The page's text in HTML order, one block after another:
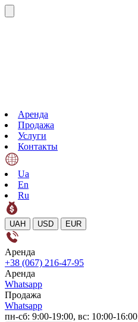
Аренда
Продажа
Услуги
Контакты
Ua
En
Ru
UAH USD EUR
Аренда
+38 (067) 216-47-95
Аренда
Whatsapp
Продажа
Whatsapp
пн-сб: 9:00-19:00, вс: 10:00-16:00